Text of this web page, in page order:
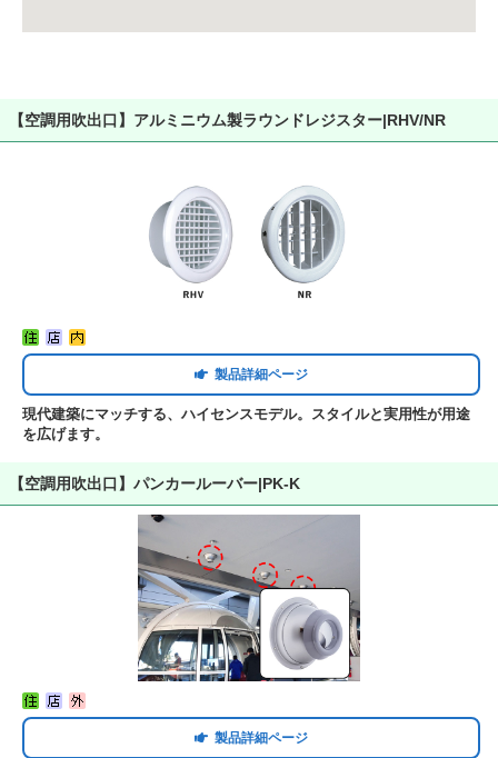
【空調用吹出口】アルミニウム製ラウンドレジスター|RHV/NR
製品詳細ページ
現代建築にマッチする、ハイセンスモデル。スタイルと実用性が用途
を広げます。
【空調用吹出口】パンカールーバー|PK-K
製品詳細ページ